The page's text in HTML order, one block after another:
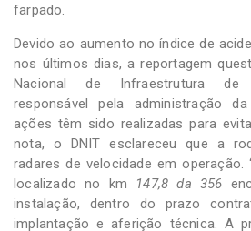
farpado.
Devido ao aumento no índice de
nos últimos dias, a reportagem
Nacional de Infraestrutura de
responsável pela administração
ações têm sido realizadas para
nota, o DNIT esclareceu que a
radares de velocidade em operação.
localizado no km 147,8 da 356
instalação, dentro do prazo
implantação e aferição técnica. A